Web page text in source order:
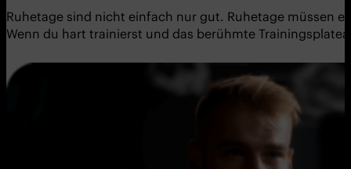
Ruhetage sind nicht einfach nur gut. Ruhetage müssen
Wenn du hart trainierst und das berühmte